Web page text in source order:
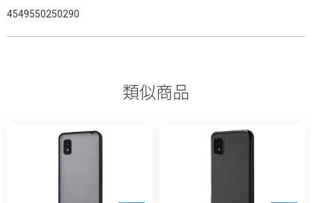
4549550250290
類似商品